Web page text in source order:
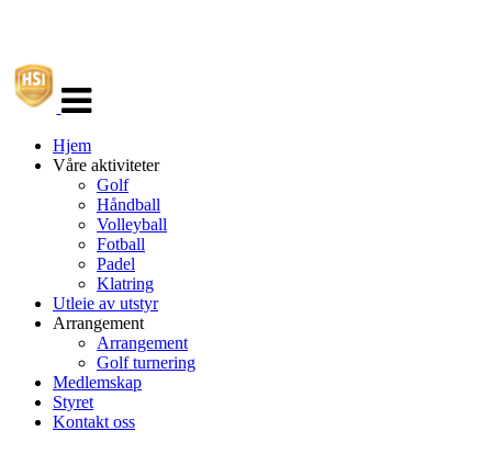
navigasjon
Hjem
Våre aktiviteter
Golf
Håndball
Volleyball
Fotball
Padel
Klatring
Utleie av utstyr
Arrangement
Arrangement
Golf turnering
Medlemskap
Styret
Kontakt oss